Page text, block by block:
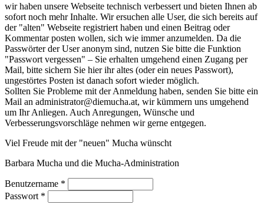
wir haben unsere Webseite technisch verbessert und bieten Ihnen ab
sofort noch mehr Inhalte. Wir ersuchen alle User, die sich bereits auf
der "alten" Webseite registriert haben und einen Beitrag oder
Kommentar posten wollen, sich wie immer anzumelden. Da die
Passwörter der User anonym sind, nutzen Sie bitte die Funktion
"Passwort vergessen" – Sie erhalten umgehend einen Zugang per
Mail, bitte sichern Sie hier ihr altes (oder ein neues Passwort),
ungestörtes Posten ist danach sofort wieder möglich.
Sollten Sie Probleme mit der Anmeldung haben, senden Sie bitte ein
Mail an administrator@diemucha.at, wir kümmern uns umgehend
um Ihr Anliegen. Auch Anregungen, Wünsche und
Verbesserungsvorschläge nehmen wir gerne entgegen.
Viel Freude mit der "neuen" Mucha wünscht
Barbara Mucha und die Mucha-Administration
Benutzername *
Passwort *